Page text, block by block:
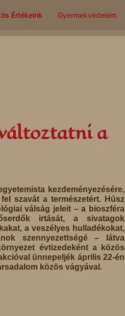
Értékeink Gyermekvédelem
a
kezdeményezésére,
szavát a természetért. Húsz
válság jeleit – a bioszféra
irtását, a sivatagok
a veszélyes hulladékokat,
szennyezettségé – látva
évtizedeként a közös
ünnepeljék április 22-én
közös vágyával.